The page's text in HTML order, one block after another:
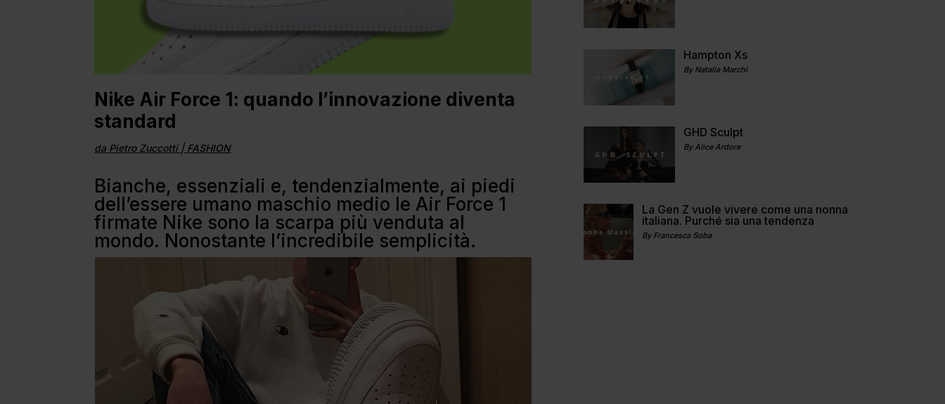
Nike Air Force 1: quando l’innovazione diventa
standard
da Pietro Zuccotti| FASHION
Bianche, essenziali e, tendenzialmente, ai piedi
dell’essere umano maschio medio le Air Force 1
firmate Nike sono la scarpa più venduta al
mondo. Nonostante l’incredibile semplicità.
Hampton Xs
By Natalia Marchi
GHD Sculpt
By Alice Ardore
La Gen Z vuole vivere come una nonna
italiana. Purché sia una tendenza
By Francesca Soba